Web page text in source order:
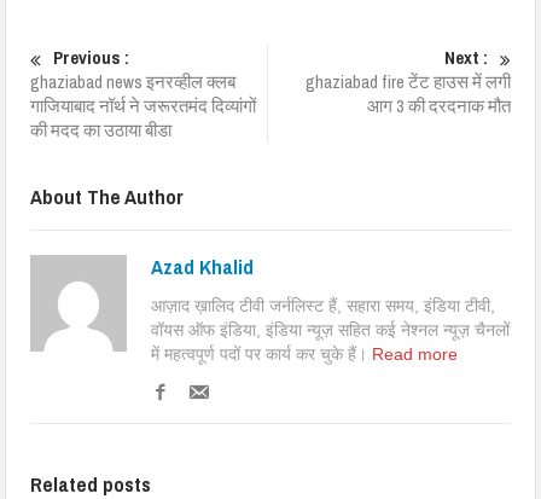
Previous :
ghaziabad news इनरव्हील क्लब
गाजियाबाद नॉर्थ ने जरूरतमंद दिव्यांगों
की मदद का उठाया बीडा
Next :
ghaziabad fire टेंट हाउस में लगी
आग 3 की दरदनाक मौत
About The Author
Azad Khalid
आज़ाद ख़ालिद टीवी जर्नलिस्ट हैं, सहारा समय, इंडिया टीवी,
वॉयस ऑफ इंडिया, इंडिया न्यूज़ सहित कई नेश्नल न्यूज़ चैनलों
में महत्वपूर्ण पदों पर कार्य कर चुके हैं। Read more
Related posts